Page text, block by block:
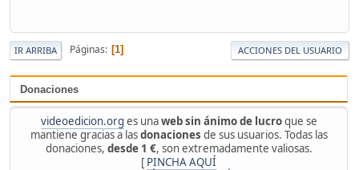
Donaciones
videoedicion.org es unaweb sin ánimo de lucroque se
mantiene gracias a lasdonaciones de sus usuarios. Todas las
donaciones, desde 1 €, son extremadamente valiosas.
[ PINCHA AQUÍ
IR ARRIBA Páginas 1 ACCIONES DEL USUARIO